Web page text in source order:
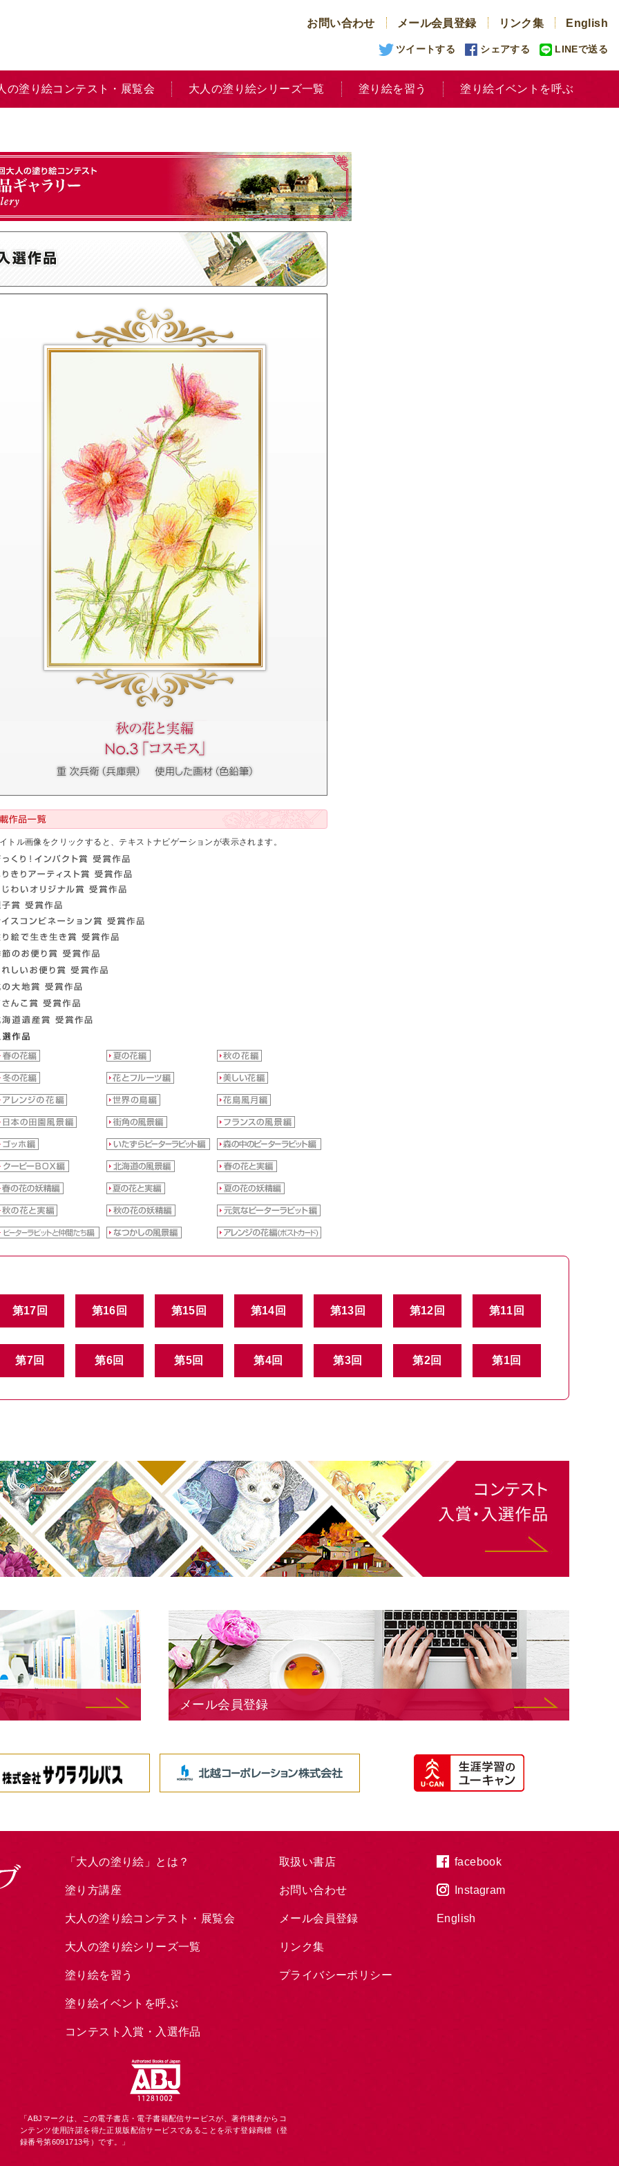
お問い合わせ メール会員登録 リンク集 English
ツイートする シェアする LINEで送る
の塗り絵コンテスト・展覧会 大人の塗り絵シリーズ一覧 塗り絵を習う 塗り絵イベントを呼ぶ
トル画像をクリックすると、テキストナビゲーションが表示されます。
第17回 第16回 第15回 第14回 第13回 第12回 第11回
第7回 第6回 第5回 第4回 第3回 第2回 第1回
メール会員登録
「大人の塗り絵」とは？
塗り方講座
大人の塗り絵コンテスト・展覧会
大人の塗り絵シリーズ一覧
塗り絵を習う
塗り絵イベントを呼ぶ
コンテスト入賞・入選作品
取扱い書店
お問い合わせ
メール会員登録
リンク集
プライバシーポリシー
facebook
Instagram
English
「ABJマークは、この電子書店・電子書籍配信サービスが、著作権者からコ
ンテンツ使用許諾を得た正規版配信サービスであることを示す登録商標（登
録番号第6091713号）です。」